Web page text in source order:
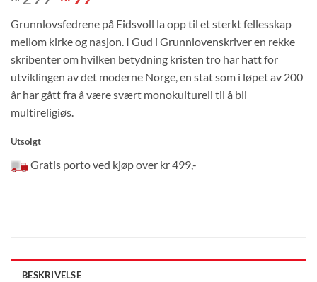
var:
kr299.
er:
kr99.
Grunnlovsfedrene på Eidsvoll la opp til et sterkt fellesskap
mellom kirke og nasjon. I Gud i Grunnlovenskriver en rekke
skribenter om hvilken betydning kristen tro har hatt for
utviklingen av det moderne Norge, en stat som i løpet av 200
år har gått fra å være svært monokulturell til å bli
multireligiøs.
Utsolgt
Gratis porto ved kjøp over kr 499,-
BESKRIVELSE